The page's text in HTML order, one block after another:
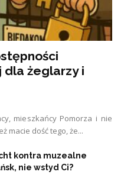
żeglarzy i
mieszkańcy Pomorza i nie
macie dość tego, że...
kontra muzealne
nie wstyd Ci?